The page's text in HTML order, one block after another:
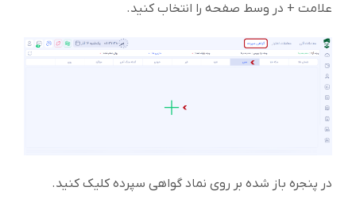
علامت + در وسط صفحه را انتخاب کنید.
در پنجره باز شده بر روی نماد گواهی سپرده کلیک کنید.